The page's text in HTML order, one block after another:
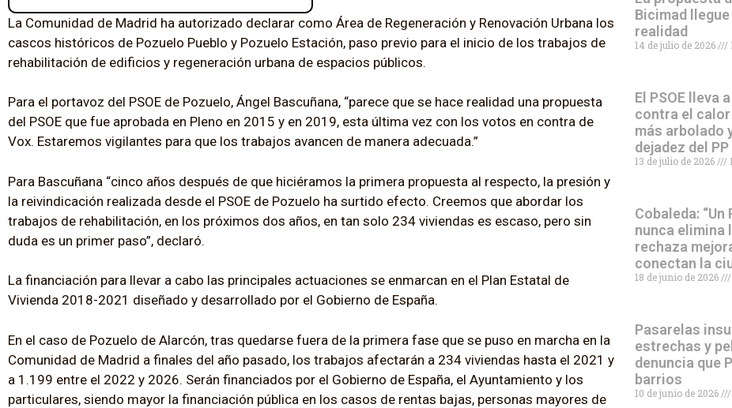
La Comunidad de Madrid ha autorizado declarar como Área de Regeneración y Renovación Urbana los
cascos históricos de Pozuelo Pueblo y Pozuelo Estación, paso previo para el inicio de los trabajos de
rehabilitación de edificios y regeneración urbana de espacios públicos.
Para el portavoz del PSOE de Pozuelo, Ángel Bascuñana, “parece que se hace realidad una propuesta
del PSOE que fue aprobada en Pleno en 2015 y en 2019, esta última vez con los votos en contra de
Vox. Estaremos vigilantes para que los trabajos avancen de manera adecuada.”
Para Bascuñana “cinco años después de que hiciéramos la primera propuesta al respecto, la presión y
la reivindicación realizada desde el PSOE de Pozuelo ha surtido efecto. Creemos que abordar los
trabajos de rehabilitación, en los próximos dos años, en tan solo 234 viviendas es escaso, pero sin
duda es un primer paso”, declaró.
La financiación para llevar a cabo las principales actuaciones se enmarcan en el Plan Estatal de
Vivienda 2018-2021 diseñado y desarrollado por el Gobierno de España.
En el caso de Pozuelo de Alarcón, tras quedarse fuera de la primera fase que se puso en marcha en la
Comunidad de Madrid a finales del año pasado, los trabajos afectarán a 234 viviendas hasta el 2021 y
a 1.199 entre el 2022 y 2026. Serán financiados por el Gobierno de España, el Ayuntamiento y los
particulares, siendo mayor la financiación pública en los casos de rentas bajas, personas mayores de
Bicimad
realidad
14 de julio de 2026
El PSOE lleva
contra el
más arbolado
dejadez del PP
13 de julio de 2026
Cobaleda:
nunca elimina
rechaza
conectan la
18 de junio de 2026
Pasarelas
estrechas y
denuncia que
barrios
10 de junio de 2026